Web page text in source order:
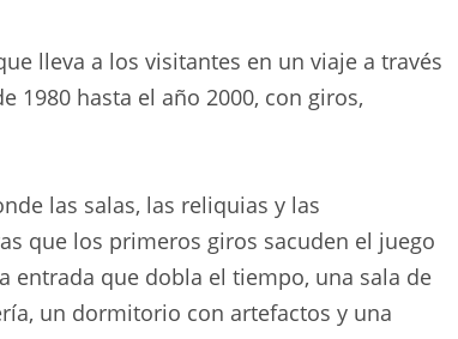
lleva a los visitantes en un viaje a través
1980 hasta el año 2000, con giros,
las salas, las reliquias y las
que los primeros giros sacuden el juego
entrada que dobla el tiempo, una sala de
un dormitorio con artefactos y una